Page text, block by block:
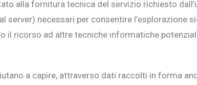
alla fornitura tecnica del servizio richiesto
server) necessari per consentire
il ricorso ad altre tecniche informatiche
a capire, attraverso dati raccolti in forma